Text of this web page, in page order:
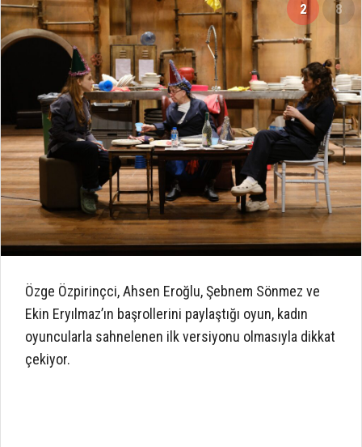
2 8
Özge Özpirinçci, Ahsen Eroğlu, Şebnem Sönmez ve
Ekin Eryılmaz’ın başrollerini paylaştığı oyun, kadın
oyuncularla sahnelenen ilk versiyonu olmasıyla dikkat
çekiyor.